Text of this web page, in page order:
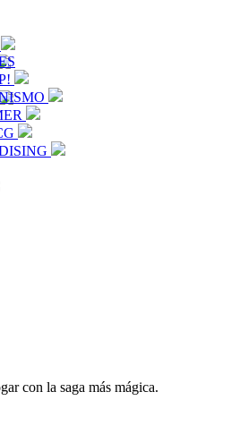
con la saga más mágica.